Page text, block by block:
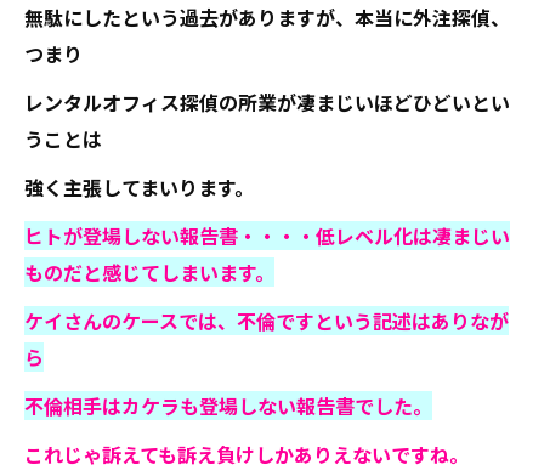
無駄にしたという過去がありますが、本当に外注探偵、
つまり
レンタルオフィス探偵の所業が凄まじいほどひどいとい
うことは
強く主張してまいります。
ヒトが登場しない報告書・・・・低レベル化は凄まじい
ものだと感じてしまいます。
ケイさんのケースでは、不倫ですという記述はありなが
ら
不倫相手はカケラも登場しない報告書でした。
これじゃ訴えても訴え負けしかありえないですね。